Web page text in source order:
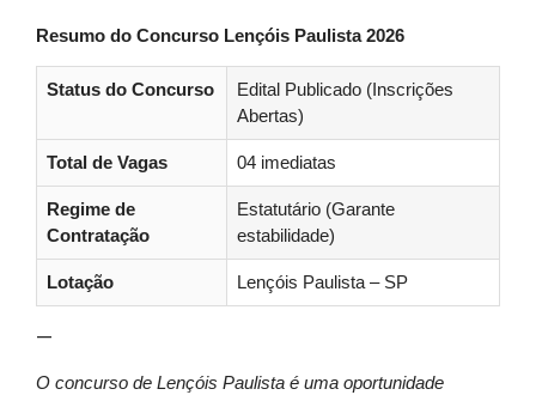
Resumo do Concurso Lençóis Paulista 2026
Status do Concurso
Edital Publicado (Inscrições
Abertas)
Total de Vagas 04 imediatas
Regime de
Contratação
Estatutário (Garante
estabilidade)
Lotação Lençóis Paulista – SP
—
O concurso de Lençóis Paulista é uma oportunidade